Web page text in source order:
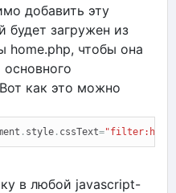
добавить эту
будет загружен из
home.php, чтобы она
основного
как это можно
. style . cssText="filter:hue-
в любой javascript-